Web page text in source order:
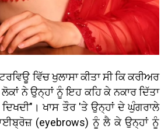
ਵਿੱਚ ਖੁਲਾਸਾ ਕੀਤਾ ਸੀ ਕਿ ਕਰੀਅਰ
ਨੇ ਉਨ੍ਹਾਂ ਨੂੰ ਇਹ ਕਹਿ ਕੇ ਨਕਾਰ ਦਿੱਤਾ
ਦਿਖਦੀ"। ਖਾਸ ਤੌਰ 'ਤੇ ਉਨ੍ਹਾਂ ਦੇ ਘੁੰਗਰਾਲੇ
(eyebrows) ਨੂੰ ਲੈ ਕੇ ਉਨ੍ਹਾਂ ਨੂੰ